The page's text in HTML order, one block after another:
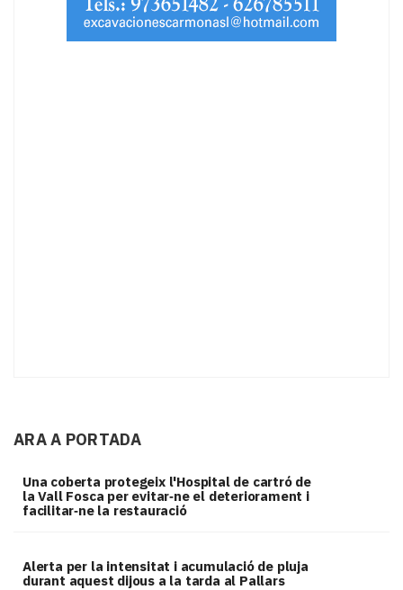
ARA A PORTADA
Una coberta protegeix l'Hospital de cartró de
la Vall Fosca per evitar‑ne el deteriorament i
facilitar‑ne la restauració
Alerta per la intensitat i acumulació de pluja
durant aquest dijous a la tarda al Pallars